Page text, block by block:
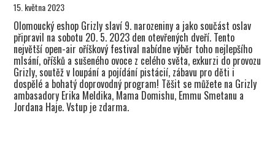
15. května 2023
Olomoucký eshop Grizly slaví 9. narozeniny a jako součást oslav
připravil na sobotu 20. 5. 2023 den otevřených dveří. Tento
největší open-air oříškový festival nabídne výběr toho nejlepšího
mlsání, oříšků a sušeného ovoce z celého světa, exkurzi do provozu
Grizly, soutěž v loupání a pojídání pistácií, zábavu pro děti i
dospělé a bohatý doprovodný program! Těšit se můžete na Grizly
ambasadory Erika Meldika, Mama Domishu, Emmu Smetanu a
Jordana Haje. Vstup je zdarma.